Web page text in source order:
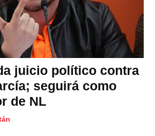
juicio político contra
seguirá como
de NL